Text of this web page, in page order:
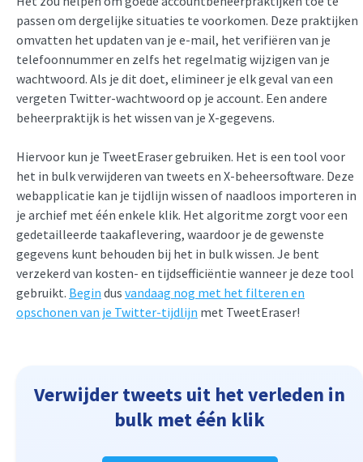
passen om dergelijke situaties te voorkomen. Deze praktijken
omvatten het updaten van je e-mail, het verifiëren van je
telefoonnummer en zelfs het regelmatig wijzigen van je
wachtwoord. Als je dit doet, elimineer je elk geval van een
vergeten Twitter-wachtwoord op je account. Een andere
beheerpraktijk is het wissen van je X-gegevens.
Hiervoor kun je TweetEraser gebruiken. Het is een tool voor
het in bulk verwijderen van tweets en X-beheersoftware. Deze
webapplicatie kan je tijdlijn wissen of naadloos importeren in
je archief met één enkele klik. Het algoritme zorgt voor een
gedetailleerde taakaflevering, waardoor je de gewenste
gegevens kunt behouden bij het in bulk wissen. Je bent
verzekerd van kosten- en tijdsefficiëntie wanneer je deze tool
gebruikt. Begin dus vandaag nog met het filteren en
opschonen van je Twitter-tijdlijn met TweetEraser!
Verwijder tweets uit het verleden in
bulk met één klik